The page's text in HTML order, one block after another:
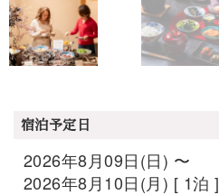
宿泊予定日
2026年8月09日(日) 〜
2026年8月10日(月) [ 1泊 ]